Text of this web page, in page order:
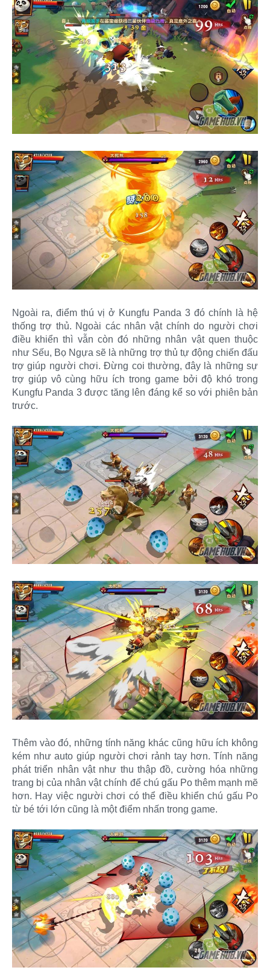
Ngoài ra, điểm thú vị ở Kungfu Panda 3 đó chính là hệ
thống trợ thủ. Ngoài các nhân vật chính do người chơi
điều khiển thì vẫn còn đó những nhân vật quen thuộc
như Sếu, Bọ Ngựa sẽ là những trợ thủ tự động chiến đấu
trợ giúp người chơi. Đừng coi thường, đây là những sự
trợ giúp vô cùng hữu ích trong game bởi độ khó trong
Kungfu Panda 3 được tăng lên đáng kể so với phiên bản
trước.
Thêm vào đó, những tính năng khác cũng hữu ích không
kém như auto giúp người chơi rảnh tay hơn. Tính năng
phát triển nhân vật như thu thập đồ, cường hóa những
trang bị của nhân vật chính để chú gấu Po thêm mạnh mẽ
hơn. Hay việc người chơi có thể điều khiển chú gấu Po
từ bé tới lớn cũng là một điểm nhấn trong game.